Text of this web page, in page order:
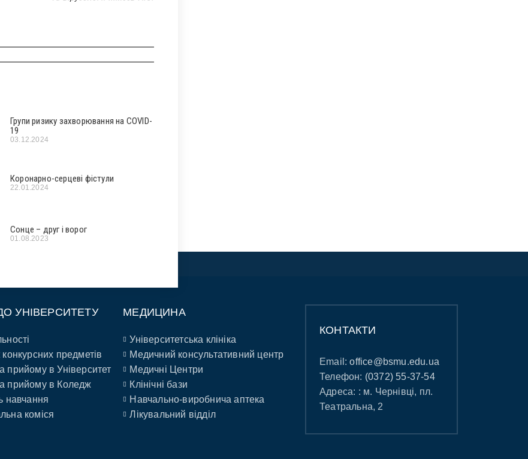
Групи ризику захворювання на COVID-
19
03.12.2024
Коронарно-серцеві фістули
22.01.2024
Сонце – друг і ворог
01.08.2023
УНІВЕРСИТЕТУ
конкурсних предметів
прийому в Університет
прийому в Коледж
навчання
коміся
МЕДИЦИНА
Університетська клініка
Медичний консультативний центр
Медичні Центри
Клінічні бази
Навчально-виробнича аптека
Лікувальний відділ
КОНТАКТИ
Email:office@bsmu.edu.ua
Телефон: (0372) 55-37-54
Адреса: : м. Чернівці, пл.
Театральна, 2